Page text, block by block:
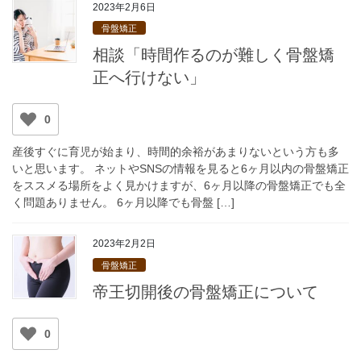
2023年2月6日
骨盤矯正
相談「時間作るのが難しく骨盤矯
正へ行けない」
0
産後すぐに育児が始まり、時間的余裕があまりないという方も多
いと思います。 ネットやSNSの情報を見ると6ヶ月以内の骨盤矯正
をススメる場所をよく見かけますが、6ヶ月以降の骨盤矯正でも全
く問題ありません。 6ヶ月以降でも骨盤 […]
2023年2月2日
骨盤矯正
帝王切開後の骨盤矯正について
0